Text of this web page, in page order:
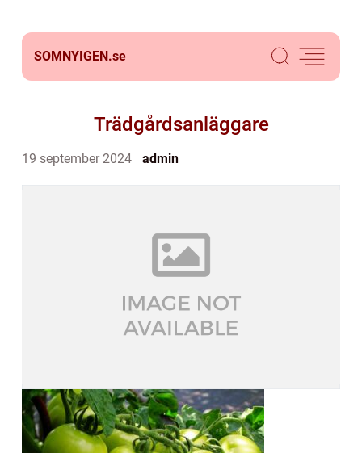
SOMNYIGEN.se
Trädgårdsanläggare
19 september 2024 admin